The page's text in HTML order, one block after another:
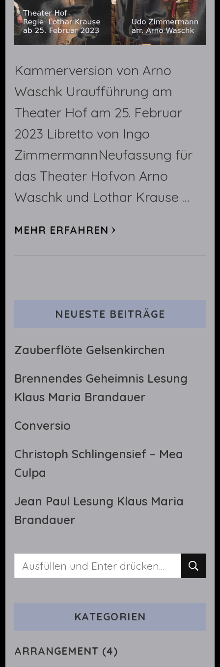
Kammerversion von Arno
Waschk Uraufführung am
Theater Hof am 25. Februar
2023 Libretto von Ingo
ZimmermannNeufassung für
das Theater Hofvon Arno
Waschk und Lothar Krause …
MEHR ERFAHREN
NEUESTE BEITRÄGE
Zauberflöte Gelsenkirchen
Brennendes Geheimnis Lesung
Klaus Maria Brandauer
Conversio
Christoph Schlingensief – Mea
Culpa
Jean Paul Lesung Klaus Maria
Brandauer
Suchst
KATEGORIEN
ARRANGEMENT (4)